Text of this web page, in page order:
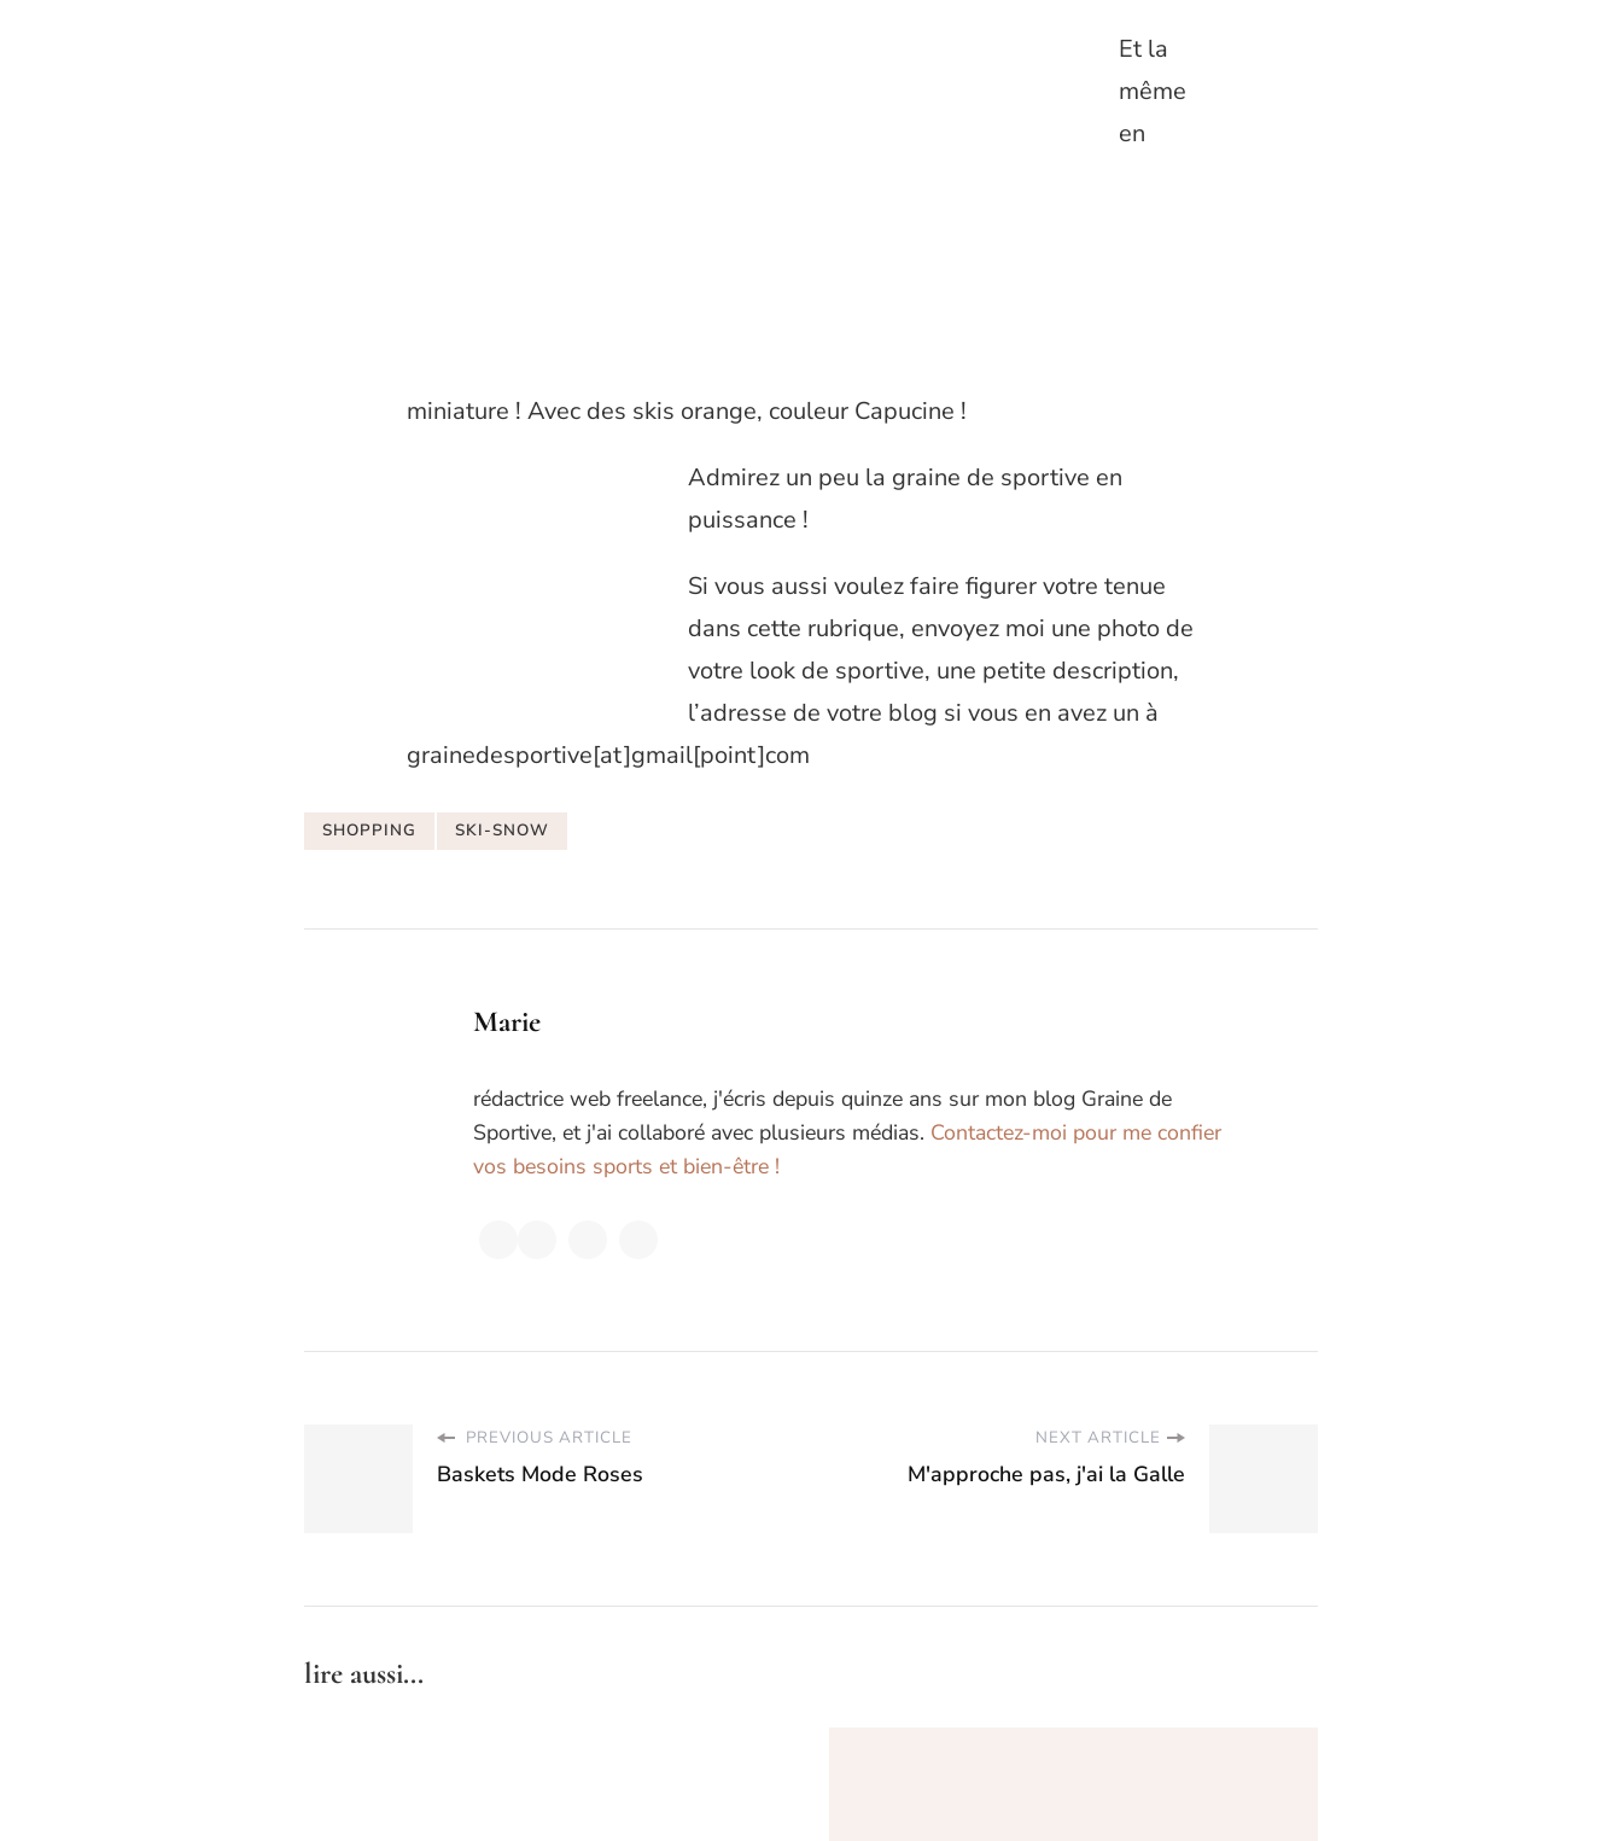
Et la
même
en
miniature ! Avec des skis orange, couleur Capucine !
Admirez un peu la graine de sportive en
puissance !
Si vous aussi voulez faire figurer votre tenue
dans cette rubrique, envoyez moi une photo de
votre look de sportive, une petite description,
l’adresse de votre blog si vous en avez un à
grainedesportive[at]gmail[point]com
SHOPPING SKI-SNOW
Marie
rédactrice web freelance, j'écris depuis quinze ans sur mon blog Graine de
Sportive, et j'ai collaboré avec plusieurs médias. Contactez-moi pour me confier
vos besoins sports et bien-être !
PREVIOUS ARTICLE
Baskets Mode Roses
NEXT ARTICLE
M'approche pas, j'ai la Galle
lire aussi...